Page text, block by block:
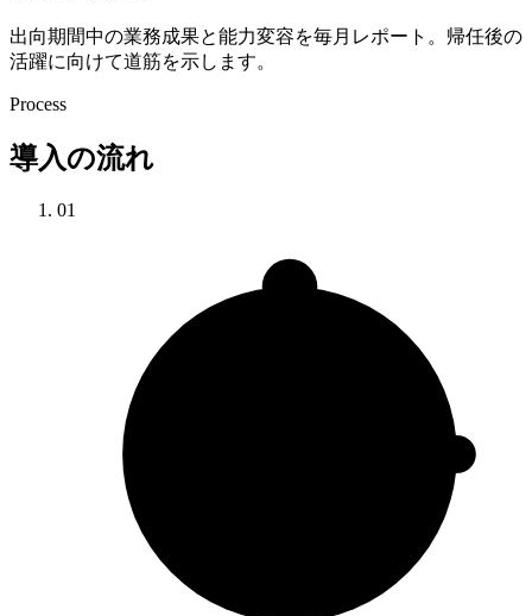
出向期間中の業務成果と能力変容を毎月レポート。帰任後の
活躍に向けて道筋を示します。
Process
導入の流れ
01